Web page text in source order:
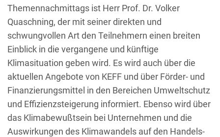
Themennachmittags ist Herr Prof. Dr. Volker
Quaschning, der mit seiner direkten und
schwungvollen Art den Teilnehmern einen breiten
Einblick in die vergangene und künftige
Klimasituation geben wird. Es wird auch über die
aktuellen Angebote von KEFF und über Förder- und
Finanzierungsmittel in den Bereichen Umweltschutz
und Effizienzsteigerung informiert. Ebenso wird über
das Klimabewußtsein bei Unternehmen und die
Auswirkungen des Klimawandels auf den Handels-